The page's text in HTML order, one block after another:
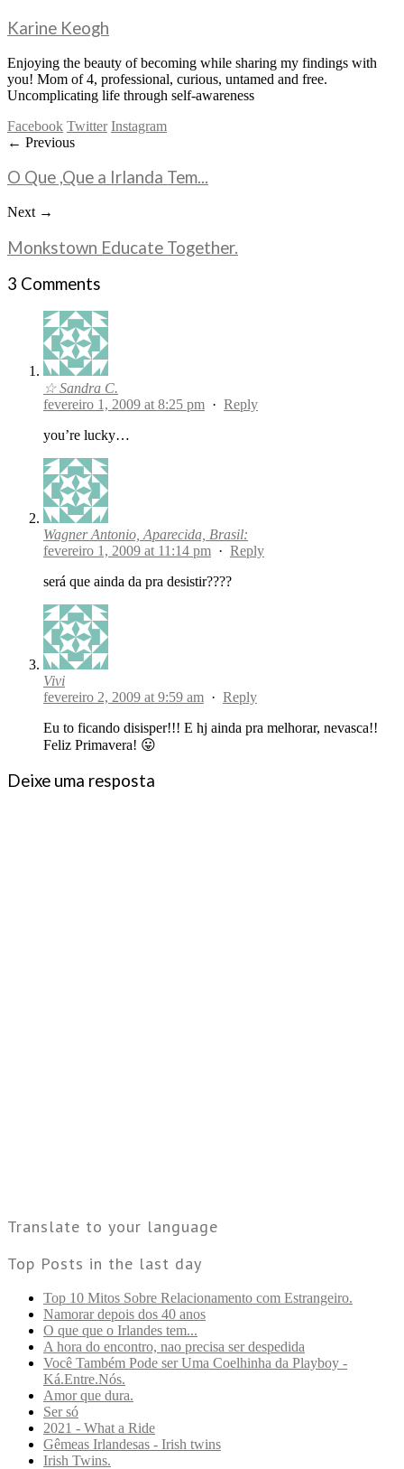
Karine Keogh
Enjoying the beauty of becoming while sharing my findings with
you! Mom of 4, professional, curious, untamed and free.
Uncomplicating life through self-awareness
Facebook Twitter Instagram
← Previous
O Que ,Que a Irlanda Tem...
Next →
Monkstown Educate Together.
3 Comments
☆ Sandra C.
fevereiro 1, 2009 at 8:25 pm · Reply
you’re lucky…
Wagner Antonio, Aparecida, Brasil:
fevereiro 1, 2009 at 11:14 pm · Reply
será que ainda da pra desistir????
Vivi
fevereiro 2, 2009 at 9:59 am · Reply
Eu to ficando disisper!!! E hj ainda pra melhorar, nevasca!!
Feliz Primavera! 😛
Deixe uma resposta
Translate to your language
Top Posts in the last day
Top 10 Mitos Sobre Relacionamento com Estrangeiro.
Namorar depois dos 40 anos
O que que o Irlandes tem...
A hora do encontro, nao precisa ser despedida
Você Também Pode ser Uma Coelhinha da Playboy -
Ká.Entre.Nós.
Amor que dura.
Ser só
2021 - What a Ride
Gêmeas Irlandesas - Irish twins
Irish Twins.